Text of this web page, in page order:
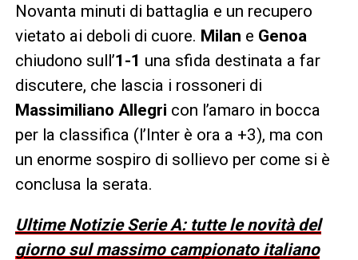
Novanta minuti di battaglia e un recupero
vietato ai deboli di cuore. Milan e Genoa
chiudono sull’1-1 una sfida destinata a far
discutere, che lascia i rossoneri di
Massimiliano Allegri con l’amaro in bocca
per la classifica (l’Inter è ora a +3), ma con
un enorme sospiro di sollievo per come si è
conclusa la serata.
Ultime Notizie Serie A: tutte le novità del
giorno sul massimo campionato italiano